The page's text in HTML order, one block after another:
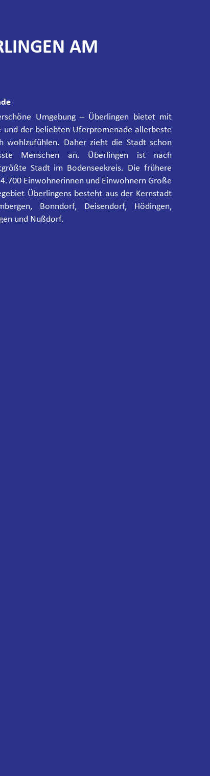
AM
Umgebung – Überlingen bietet mit
und der beliebten Uferpromenade allerbeste
wohlzufühlen. Daher zieht die Stadt schon
Menschen an. Überlingen ist nach
Stadt im Bodenseekreis. Die frühere
Einwohnerinnen und Einwohnern Große
Überlingens besteht aus der Kernstadt
Bonndorf, Deisendorf, Hödingen,
und Nußdorf.